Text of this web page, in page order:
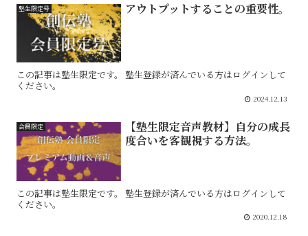
塾生限定号 アウトプットすることの重要性。
この記事は塾生限定です。 塾生登録が済んでいる方はログインして
ください。
2024.12.13
会員限定
【塾生限定音声教材】自分の成長
度合いを客観視する方法。
この記事は塾生限定です。 塾生登録が済んでいる方はログインして
ください。
2020.12.18